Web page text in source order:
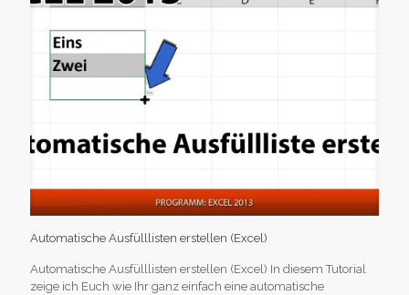
Automatische Ausfülllisten erstellen (Excel)
Automatische Ausfülllisten erstellen (Excel) In diesem Tutorial
zeige ich Euch wie Ihr ganz einfach eine automatische